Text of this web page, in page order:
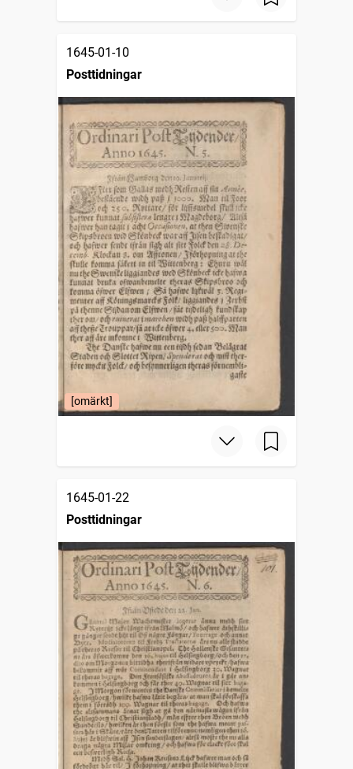
1645-01-10
Posttidningar
[omärkt]
1645-01-22
Posttidningar